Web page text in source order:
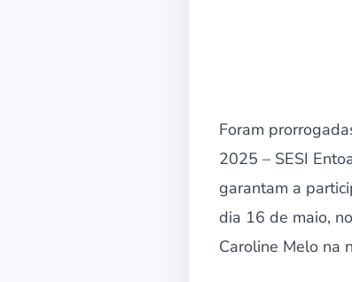
Foram
2025 – SESI
garantam a
dia 16 de maio,
Caroline Melo na